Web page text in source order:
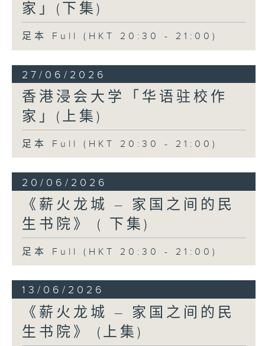
家」(下集)
足本 Full (HKT 20:30 - 21:00)
27/06/2026
香港浸会大学「华语驻校作
家」(上集)
足本 Full (HKT 20:30 - 21:00)
20/06/2026
《薪火龙城 – 家国之间的民
生书院》 ( 下集)
足本 Full (HKT 20:30 - 21:00)
13/06/2026
《薪火龙城 – 家国之间的民
生书院》 (上集)